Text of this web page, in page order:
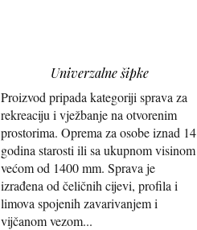
Univerzalne šipke
Proizvod pripada kategoriji sprava za
rekreaciju i vježbanje na otvorenim
prostorima. Oprema za osobe iznad 14
godina starosti ili sa ukupnom visinom
većom od 1400 mm. Sprava je
izrađena od čeličnih cijevi, profila i
limova spojenih zavarivanjem i
vijčanom vezom...